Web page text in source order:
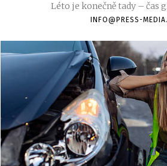
Léto je konečně tady – čas
INFO@PRESS-